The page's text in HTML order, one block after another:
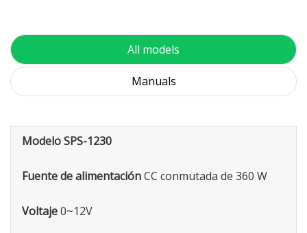
All models
Manuals
Modelo SPS-1230
Fuente de alimentaciónCC conmutada de 360 W
Voltaje0~12V